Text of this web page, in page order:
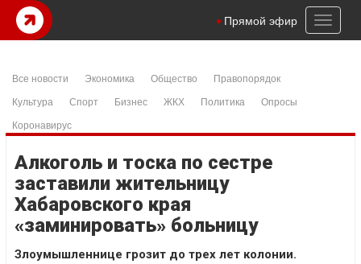
Toggle
Прямой эфир
Все новости Экономика Общество
Правопорядок
Культура
Спорт Бизнес ЖКХ Политика
Опросы
Коронавирус
Алкоголь и тоска по сестре
заставили жительницу
Хабаровского края
«заминировать» больницу
Злоумышленнице грозит до трех лет колонии.